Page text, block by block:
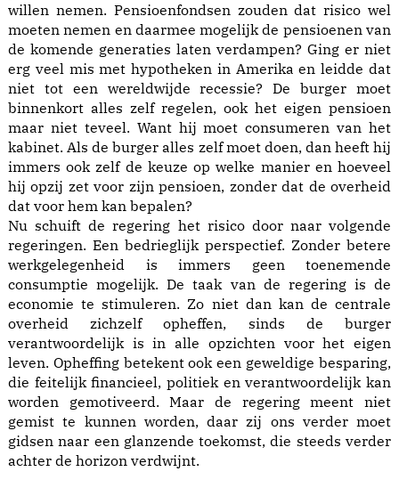
willen nemen. Pensioenfondsen zouden dat risico wel
moeten nemen en daarmee mogelijk de pensioenen van
de komende generaties laten verdampen? Ging er niet
erg veel mis met hypotheken in Amerika en leidde dat
niet tot een wereldwijde recessie? De burger moet
binnenkort alles zelf regelen, ook het eigen pensioen
maar niet teveel. Want hij moet consumeren van het
kabinet. Als de burger alles zelf moet doen, dan heeft hij
immers ook zelf de keuze op welke manier en hoeveel
hij opzij zet voor zijn pensioen, zonder dat de overheid
dat voor hem kan bepalen?
Nu schuift de regering het risico door naar volgende
regeringen. Een bedrieglijk perspectief. Zonder betere
werkgelegenheid is immers geen toenemende
consumptie mogelijk. De taak van de regering is de
economie te stimuleren. Zo niet dan kan de centrale
overheid zichzelf opheffen, sinds de burger
verantwoordelijk is in alle opzichten voor het eigen
leven. Opheffing betekent ook een geweldige besparing,
die feitelijk financieel, politiek en verantwoordelijk kan
worden gemotiveerd. Maar de regering meent niet
gemist te kunnen worden, daar zij ons verder moet
gidsen naar een glanzende toekomst, die steeds verder
achter de horizon verdwijnt.